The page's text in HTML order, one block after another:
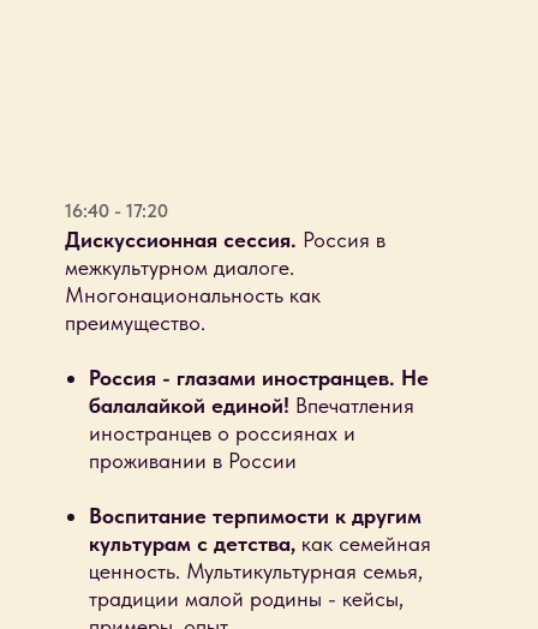
16:40 - 17:20
Дискуссионная сессия. Россия в
межкультурном диалоге.
Многонациональность как
преимущество.
Россия - глазами иностранцев. Не
балалайкой единой! Впечатления
иностранцев о россиянах и
проживании в России
Воспитание терпимости к другим
культурам с детства, как семейная
ценность. Мультикультурная семья,
традиции малой родины - кейсы,